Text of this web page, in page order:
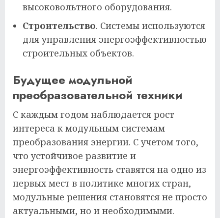
высоковольтного оборудования.
Строительство. Системы используются
для управления энергоэффективностью
строительных объектов.
Будущее модульной
преобразовательной техники
С каждым годом наблюдается рост
интереса к модульным системам
преобразования энергии. С учетом того,
что устойчивое развитие и
энергоэффективность ставятся на одно из
первых мест в политике многих стран,
модульные решения становятся не просто
актуальными, но и необходимыми.